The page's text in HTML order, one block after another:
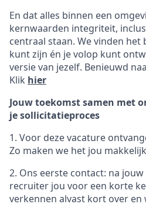
En dat alles binnen een
kernwaarden integriteit,
centraal staan. We vinden
kunt zijn én je volop kunt
versie van jezelf. Benieuwd
Klik hier
Jouw toekomst samen met
je sollicitatieproces
1. Voor deze vacature
Zo maken we het jou
2. Ons eerste contact: na
recruiter jou voor een korte
verkennen alvast kort over